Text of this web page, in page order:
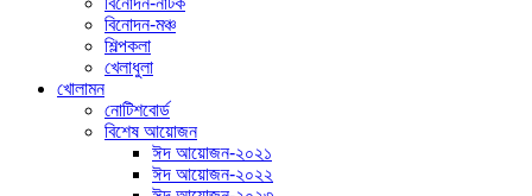
বিনোদন-মঞ্চ
শিল্পকলা
খেলাধুলা
খোলামন
নোটিশবোর্ড
বিশেষ আয়োজন
ঈদ আয়োজন-২০২১
ঈদ আয়োজন-২০২২